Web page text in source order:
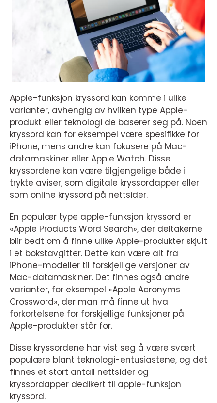
Apple-funksjon kryssord kan komme i ulike
varianter, avhengig av hvilken type Apple-
produkt eller teknologi de baserer seg på. Noen
kryssord kan for eksempel være spesifikke for
iPhone, mens andre kan fokusere på Mac-
datamaskiner eller Apple Watch. Disse
kryssordene kan være tilgjengelige både i
trykte aviser, som digitale kryssordapper eller
som online kryssord på nettsider.
En populær type apple-funksjon kryssord er
«Apple Products Word Search», der deltakerne
blir bedt om å finne ulike Apple-produkter skjult
i et bokstavgitter. Dette kan være alt fra
iPhone-modeller til forskjellige versjoner av
Mac-datamaskiner. Det finnes også andre
varianter, for eksempel «Apple Acronyms
Crossword», der man må finne ut hva
forkortelsene for forskjellige funksjoner på
Apple-produkter står for.
Disse kryssordene har vist seg å være svært
populære blant teknologi-entusiastene, og det
finnes et stort antall nettsider og
kryssordapper dedikert til apple-funksjon
kryssord.